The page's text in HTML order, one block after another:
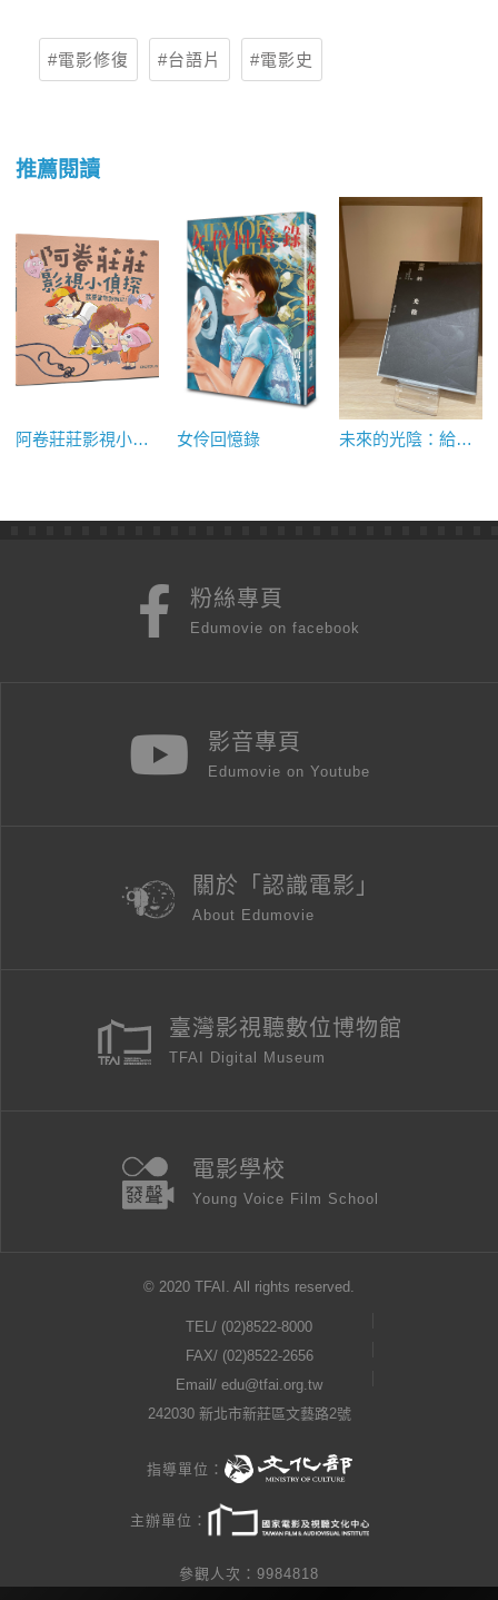
電影修復 台語片 電影史
推薦閱讀
阿卷莊莊影視小偵探－我要當電影明星！ 女伶回憶錄 未來的光陰：給台灣新電影四十年的備忘錄
粉絲專頁
Edumovie on facebook
影音專頁
Edumovie on Youtube
關於「認識電影」
About Edumovie
臺灣影視聽數位博物館
TFAI Digital Museum
電影學校
Young Voice Film School
© 2020 TFAI. All rights reserved.
TEL/ (02)8522-8000
FAX/ (02)8522-2656
Email/ edu@tfai.org.tw
242030 新北市新莊區文藝路2號
指導單位：
主辦單位：
參觀人次：9984818